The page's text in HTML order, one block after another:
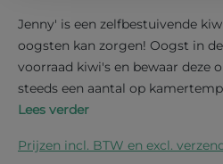
Jenny' is een zelfbestuivende
oogsten kan zorgen! Oogst in
voorraad kiwi's en bewaar deze
steeds een aantal op
Lees verder
Prijzen incl. BTW en excl.